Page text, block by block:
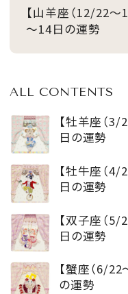
【山羊座（12/22～
～14日の運勢
ALL CONTENTS
【牡羊座（
日の運勢
【牡牛座（
日の運勢
【双子座（
日の運勢
【蟹座（6/
の運勢